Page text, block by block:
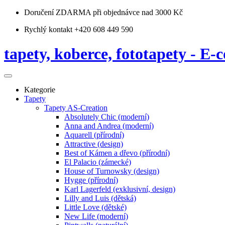
Doručení ZDARMA při objednávce nad 3000 Kč
Rychlý kontakt +420 608 449 590
tapety, koberce, fototapety - E-
Kategorie
Tapety
Tapety AS-Creation
Absolutely Chic (moderní)
Anna and Andrea (moderní)
Aquarell (přírodní)
Attractive (design)
Best of Kámen a dřevo (přírodní)
El Palacio (zámecké)
House of Turnowsky (design)
Hygge (přírodní)
Karl Lagerfeld (exklusivní, design)
Lilly and Luis (dětská)
Little Love (dětské)
New Life (moderní)